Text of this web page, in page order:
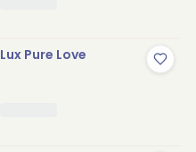
Lux Pure Love